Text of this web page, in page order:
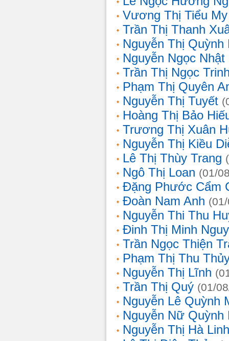
Vương Thị Tiểu My
Trần Thị Thanh
Nguyễn Thị Quỳnh
Nguyễn Ngọc Nhật
Trần Thị Ngọc
Phạm Thị Quyên
Nguyễn Thị Tuyết
Hoàng Thị Bảo
Trương Thị Xuân
Nguyễn Thị Kiều
Lê Thị Thùy Trang
Ngô Thị Loan (01/
Đặng Phước Cẩm
Đoàn Nam Anh
Nguyễn Thi Thu
Đinh Thị Minh
Trần Ngọc Thiện
Phạm Thị Thu
Nguyễn Thị Lĩnh
Trần Thị Quý (01/
Nguyễn Lê Quỳnh
Nguyễn Nữ
Nguyễn Thị Hà Linh